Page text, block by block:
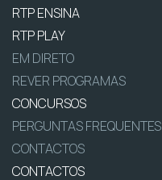
RTP ENSINA
RTP PLAY
EM DIRETO
REVER PROGRAMAS
CONCURSOS
PERGUNTAS FREQUENTES
CONTACTOS
CONTACTOS